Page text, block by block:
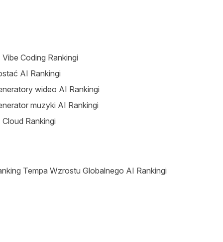
Vibe Coding Rankingi
AI Rankingi
wideo AI Rankingi
muzyki AI Rankingi
Cloud Rankingi
Tempa Wzrostu Globalnego AI Rankingi